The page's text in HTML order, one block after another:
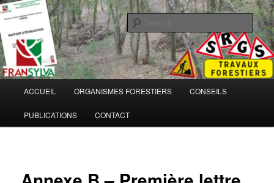
Skip
to
ACCUEIL ORGANISMES FORESTIERS CONSEILS
PUBLICATIONS CONTACT